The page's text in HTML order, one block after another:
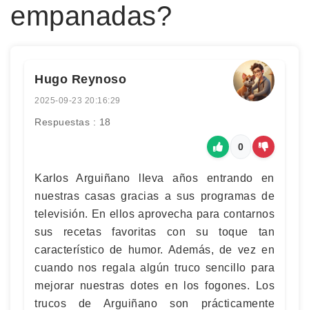
empanadas?
Hugo Reynoso
2025-09-23 20:16:29
Respuestas : 18
0
Karlos Arguiñano lleva años entrando en
nuestras casas gracias a sus programas de
televisión. En ellos aprovecha para contarnos
sus recetas favoritas con su toque tan
característico de humor. Además, de vez en
cuando nos regala algún truco sencillo para
mejorar nuestras dotes en los fogones. Los
trucos de Arguiñano son prácticamente